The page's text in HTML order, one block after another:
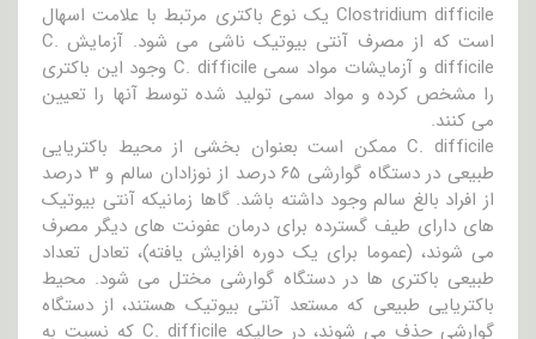
Clostridium difficile یک نوع باکتری مرتبط با علامت اسهال
است که از مصرف آنتی بیوتیک ناشی می شود. آزمایش C.
difficile و آزمایشات مواد سمی C. difficile وجود این باکتری
را مشخص کرده و مواد سمی تولید شده توسط آنها را تعیین
می کنند.
C. difficile ممکن است بعنوان بخشی از محیط باکتریایی
طبیعی در دستگاه گوارشی ۶۵ درصد از نوزادان سالم و ۳ درصد
از افراد بالغ سالم وجود داشته باشد. گاها زمانیکه آنتی بیوتیک
های دارای طیف گسترده برای درمان عفونت های دیگر مصرف
می شوند، (عموما برای یک دوره افزایش یافته)، تعادل تعداد
طبیعی باکتری ها در دستگاه گوارشی مختل می شود. محیط
باکتریایی طبیعی که مستعد آنتی بیوتیک هستند، از دستگاه
گوارشی حذف می شوند، در حالیکه C. difficile که نسبت به